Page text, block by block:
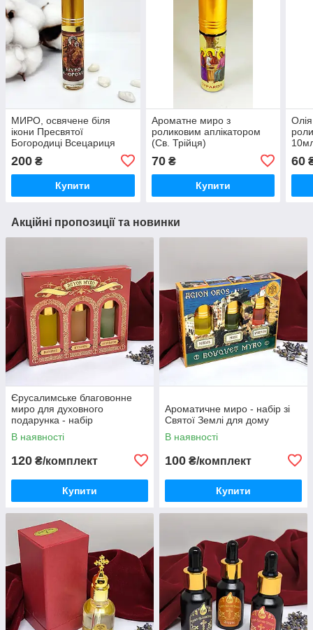
МИРО, освячене біля
ікони Пресвятої
Богородиці Всецариця
200 ₴
Купити
Ароматне миро з
роликовим аплікатором
(Св. Трійця)
70₴
Купити
60
Акційні пропозиції та новинки
Єрусалимське благовонне
миро для духовного
подарунка - набір
В наявності
120 ₴/комплект
Купити
Ароматичне миро - набір зі
Святої Землі для дому
В наявності
100 ₴/комплект
Купити